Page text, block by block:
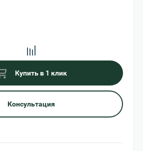
Купить в 1 клик
Консультация